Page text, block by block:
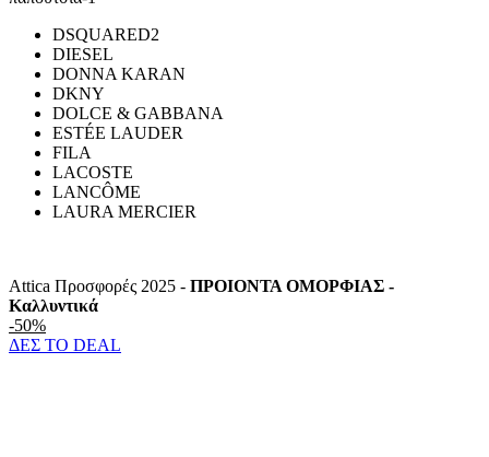
DSQUARED2
DIESEL
DONNA KARAN
DKNY
DOLCE & GABBANA
ESTÉE LAUDER
FILA
LACOSTE
LANCÔME
LAURA MERCIER
Attica Προσφορές 2025 - ΠΡΟIOΝΤΑ ΟΜΟΡΦΙΑΣ -
Καλλυντικά
-50%
ΔΕΣ ΤΟ DEAL